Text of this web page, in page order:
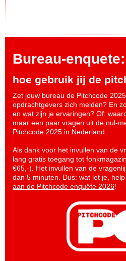
Bureau-enquete:
hoe gebruik jij de
Zet jouw bureau de Pitchcode
opdrachtgevers zich melden? En
en wat zijn je ervaringen? Of:
maar een paar vragen uit de nul-
Pitchcode 2025 in Nederland.
Als dank voor het invullen van de
lang gratis toegang tot
€65,-). Het invullen van de
dan 5 minuten. Dus: wat let je,
aan de Pitchcode enquête 2026!